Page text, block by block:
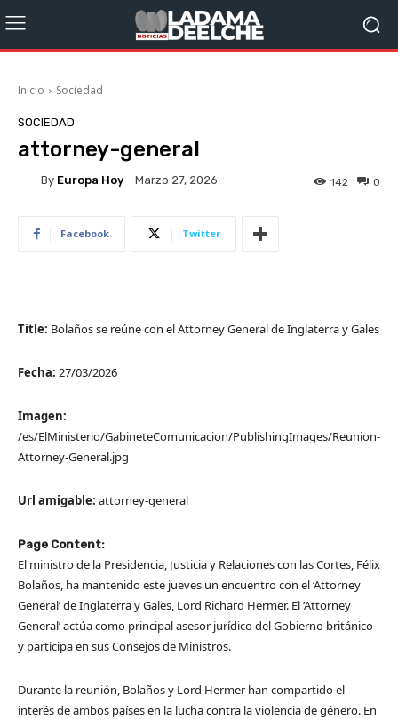
Inicio Sociedad
SOCIEDAD
attorney-general
By Europa Hoy Marzo 27, 2026 0
142
Facebook Twitter
Title: Bolaños se reúne con el Attorney General de Inglaterra y Gales
Fecha: 27/03/2026
Imagen:
/es/ElMinisterio/GabineteComunicacion/PublishingImages/Reunion-
Attorney-General.jpg
Url amigable: attorney-general
Page Content:
El ministro de la Presidencia, Justicia y Relaciones con las Cortes, Félix
Bolaños, ha mantenido este jueves un encuentro con el ‘Attorney
General’ de Inglaterra y Gales, Lord Richard Hermer. El ‘Attorney
General’ actúa como principal asesor jurídico del Gobierno británico
y participa en sus Consejos de Ministros.
Durante la reunión, Bolaños y Lord Hermer han compartido el
interés de ambos países en la lucha contra la violencia de género. En